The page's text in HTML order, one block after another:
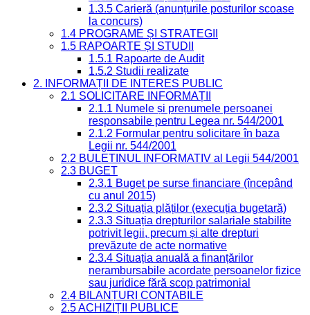
1.3.5 Carieră (anunțurile posturilor scoase
la concurs)
1.4 PROGRAME ȘI STRATEGII
1.5 RAPOARTE ȘI STUDII
1.5.1 Rapoarte de Audit
1.5.2 Studii realizate
2. INFORMAȚII DE INTERES PUBLIC
2.1 SOLICITARE INFORMAȚII
2.1.1 Numele și prenumele persoanei
responsabile pentru Legea nr. 544/2001
2.1.2 Formular pentru solicitare în baza
Legii nr. 544/2001
2.2 BULETINUL INFORMATIV al Legii 544/2001
2.3 BUGET
2.3.1 Buget pe surse financiare (începând
cu anul 2015)
2.3.2 Situația plăților (execuția bugetară)
2.3.3 Situația drepturilor salariale stabilite
potrivit legii, precum și alte drepturi
prevăzute de acte normative
2.3.4 Situația anuală a finanțărilor
nerambursabile acordate persoanelor fizice
sau juridice fără scop patrimonial
2.4 BILANȚURI CONTABILE
2.5 ACHIZIȚII PUBLICE